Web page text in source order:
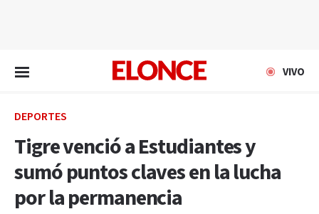
VIVO
DEPORTES
Tigre venció a Estudiantes y
sumó puntos claves en la lucha
por la permanencia